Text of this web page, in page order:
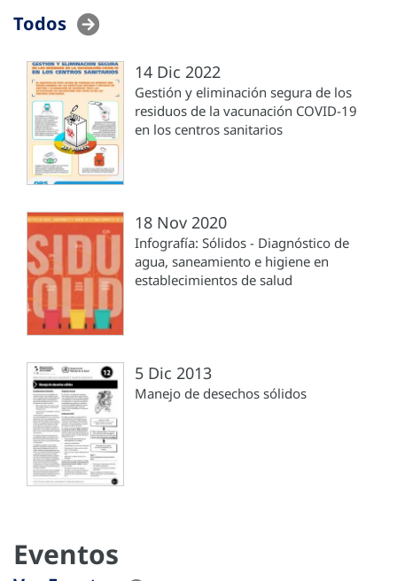
Todos
14 Dic 2022
Gestión y eliminación segura de los
residuos de la vacunación COVID-19
en los centros sanitarios
18 Nov 2020
Infografía: Sólidos - Diagnóstico de
agua, saneamiento e higiene en
establecimientos de salud
5 Dic 2013
Manejo de desechos sólidos
Eventos